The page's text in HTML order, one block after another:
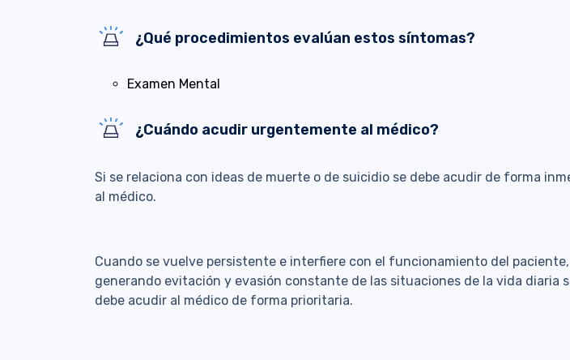
¿Qué procedimientos evalúan estos síntomas?
Examen Mental
¿Cuándo acudir urgentemente al médico?
Si se relaciona con ideas de muerte o de suicidio se debe acudir de forma
al médico.
Cuando se vuelve persistente e interfiere con el funcionamiento del paciente,
generando evitación y evasión constante de las situaciones de la vida diaria
debe acudir al médico de forma prioritaria.